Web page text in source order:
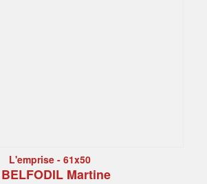
L'emprise - 61x50
BELFODIL Martine